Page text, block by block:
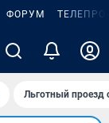
ФОРУМ
Льготный проезд